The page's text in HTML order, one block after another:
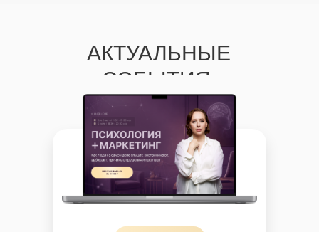
АКТУАЛЬНЫЕ
СОБЫТИЯ: